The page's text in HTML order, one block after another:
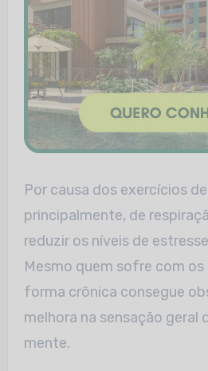
Por causa dos exercícios
principalmente, de
reduzir os níveis de
Mesmo quem sofre com
forma crônica consegue
melhora na sensação geral
mente.